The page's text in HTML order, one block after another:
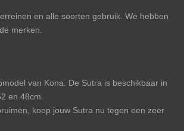
en alle soorten gebruik. We hebben
merken.
van Kona. De Sutra is beschikbaar in
en 48cm.
koop jouw Sutra nu tegen een zeer